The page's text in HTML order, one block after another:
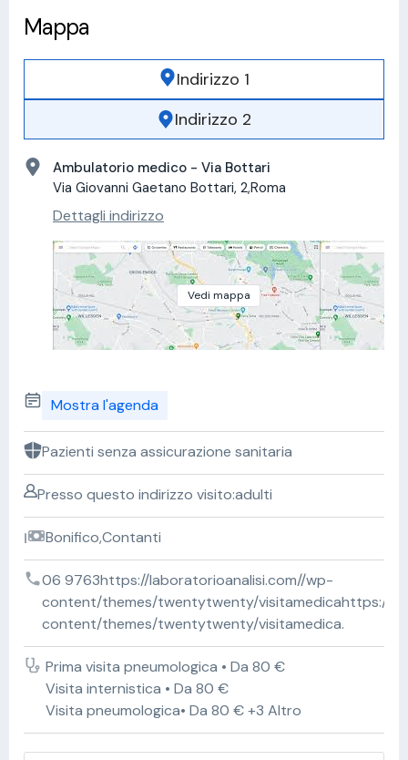
Mappa
Indirizzo 1
Indirizzo 2
Ambulatorio medico - Via Bottari
Via Giovanni Gaetano Bottari, 2,Roma
Dettagli indirizzo
Vedi mappa
Mostra l'agenda
Pazienti senza assicurazione sanitaria
Presso questo indirizzo visito:adulti
Bonifico,Contanti
06 9763https://laboratorioanalisi.com//wp-
content/themes/twentytwenty/visitamedicahttps://
content/themes/twentytwenty/visitamedica.
Prima visita pneumologica • Da 80 €
Visita internistica • Da 80 €
Visita pneumologica• Da 80 € +3 Altro